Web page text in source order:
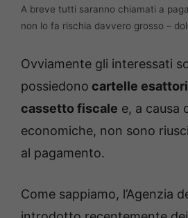
A breve tutti saranno chiamati a
non lo fa rischia davvero grosso –
Ovviamente gli interessati
possiedono cartelle
cassetto fiscale e, a causa
economiche, non sono
al pagamento.
Come sappiamo, l’Agenzia